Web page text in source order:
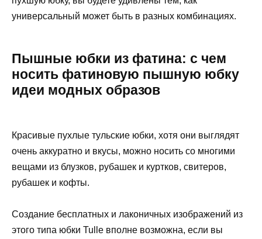
универсальный может быть в разных комбинациях.
Пышные юбки из фатина: с чем
носить фатиновую пышную юбку
идеи модных образов
Красивые пухлые тульские юбки, хотя они выглядят
очень аккуратно и вкусы, можно носить со многими
вещами из блузков, рубашек и куртков, свитеров,
рубашек и кофты.
Создание бесплатных и лаконичных изображений из
этого типа юбки Tulle вполне возможна, если вы